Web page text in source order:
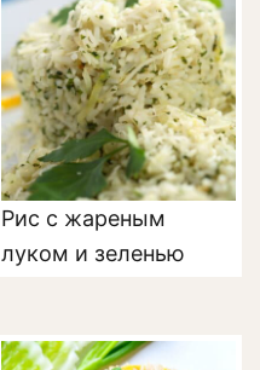
Рис с жареным
луком и зеленью